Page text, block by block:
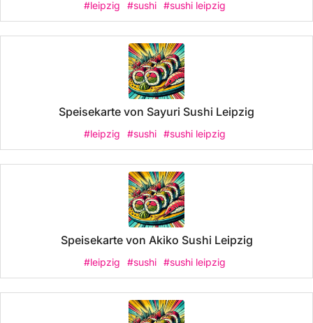
#leipzig #sushi #sushi leipzig
Speisekarte von Sayuri Sushi Leipzig
#leipzig #sushi #sushi leipzig
Speisekarte von Akiko Sushi Leipzig
#leipzig #sushi #sushi leipzig